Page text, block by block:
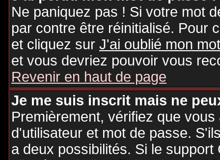
Ne paniquez pas ! Si votre mot
par contre être réinitialisé. Pour
et cliquez surJ'ai oublié mon
et vous devriez pouvoir vous
Revenir en haut de page
Je me suis inscrit mais ne
Premièrement, vérifiez que
d'utilisateur et mot de passe.
a deux possibilités. Si le